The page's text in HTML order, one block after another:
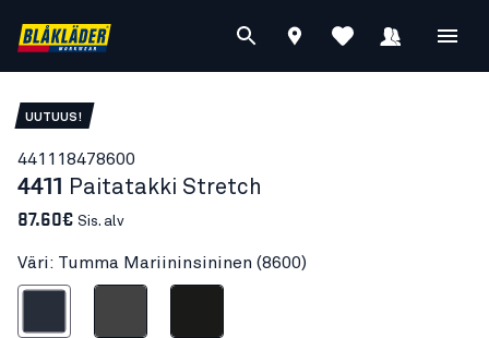
UUTUUS!
441118478600
4411 Paitatakki Stretch
87.60€ Sis. alv
Väri: Tumma Mariininsininen (8600)